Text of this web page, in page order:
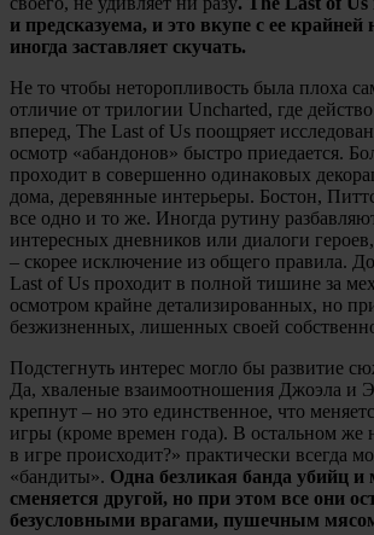
и предсказуема, и это вкупе с ее
иногда заставляет скучать.
Не то чтобы неторопливость была плоха
отличие от трилогии Uncharted, где действо
вперед, The Last of Us поощряет
осмотр «абандонов» быстро приедается.
проходит в совершенно одинаковых
дома, деревянные интерьеры. Бостон,
все одно и то же. Иногда рутину
интересных дневников или диалоги
– скорее исключение из общего правила.
Last of Us проходит в полной тишине за
осмотром крайне детализированных, но
безжизненных, лишенных своей
Подстегнуть интерес могло бы развитие
Да, хваленые взаимоотношения Джоэла и
крепнут – но это единственное, что
игры (кроме времен года). В остальном же
в игре происходит?» практически всегда
«бандиты». Одна безликая банда убийц и
сменяется другой, но при этом все они
безусловными врагами, пушечным